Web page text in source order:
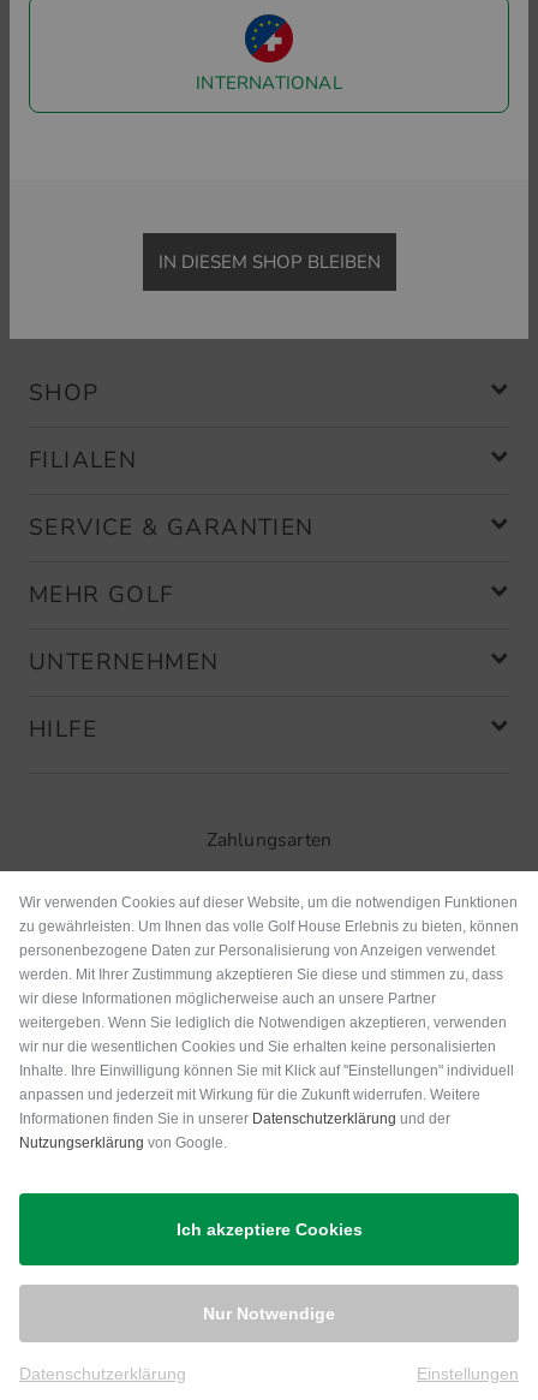
Folgen Sie uns auf Facebook & Co und erfahren Sie alles
Wissenswerte rund ums Thema Golfsport.
SHOP
FILIALEN
SERVICE & GARANTIEN
MEHR GOLF
UNTERNEHMEN
HILFE
Zahlungsarten
Versand
INTERNATIONAL
IN DIESEM SHOP BLEIBEN
Wir verwenden Cookies auf dieser Website, um die notwendigen Funktionen
zu gewährleisten. Um Ihnen das volle Golf House Erlebnis zu bieten, können
personenbezogene Daten zur Personalisierung von Anzeigen verwendet
werden. Mit Ihrer Zustimmung akzeptieren Sie diese und stimmen zu, dass
wir diese Informationen möglicherweise auch an unsere Partner
weitergeben. Wenn Sie lediglich die Notwendigen akzeptieren, verwenden
wir nur die wesentlichen Cookies und Sie erhalten keine personalisierten
Inhalte. Ihre Einwilligung können Sie mit Klick auf "Einstellungen" individuell
anpassen und jederzeit mit Wirkung für die Zukunft widerrufen. Weitere
Informationen finden Sie in unserer Datenschutzerklärung und der
Nutzungserklärung von Google.
Ich akzeptiere Cookies
Nur Notwendige
Datenschutzerklärung Einstellungen